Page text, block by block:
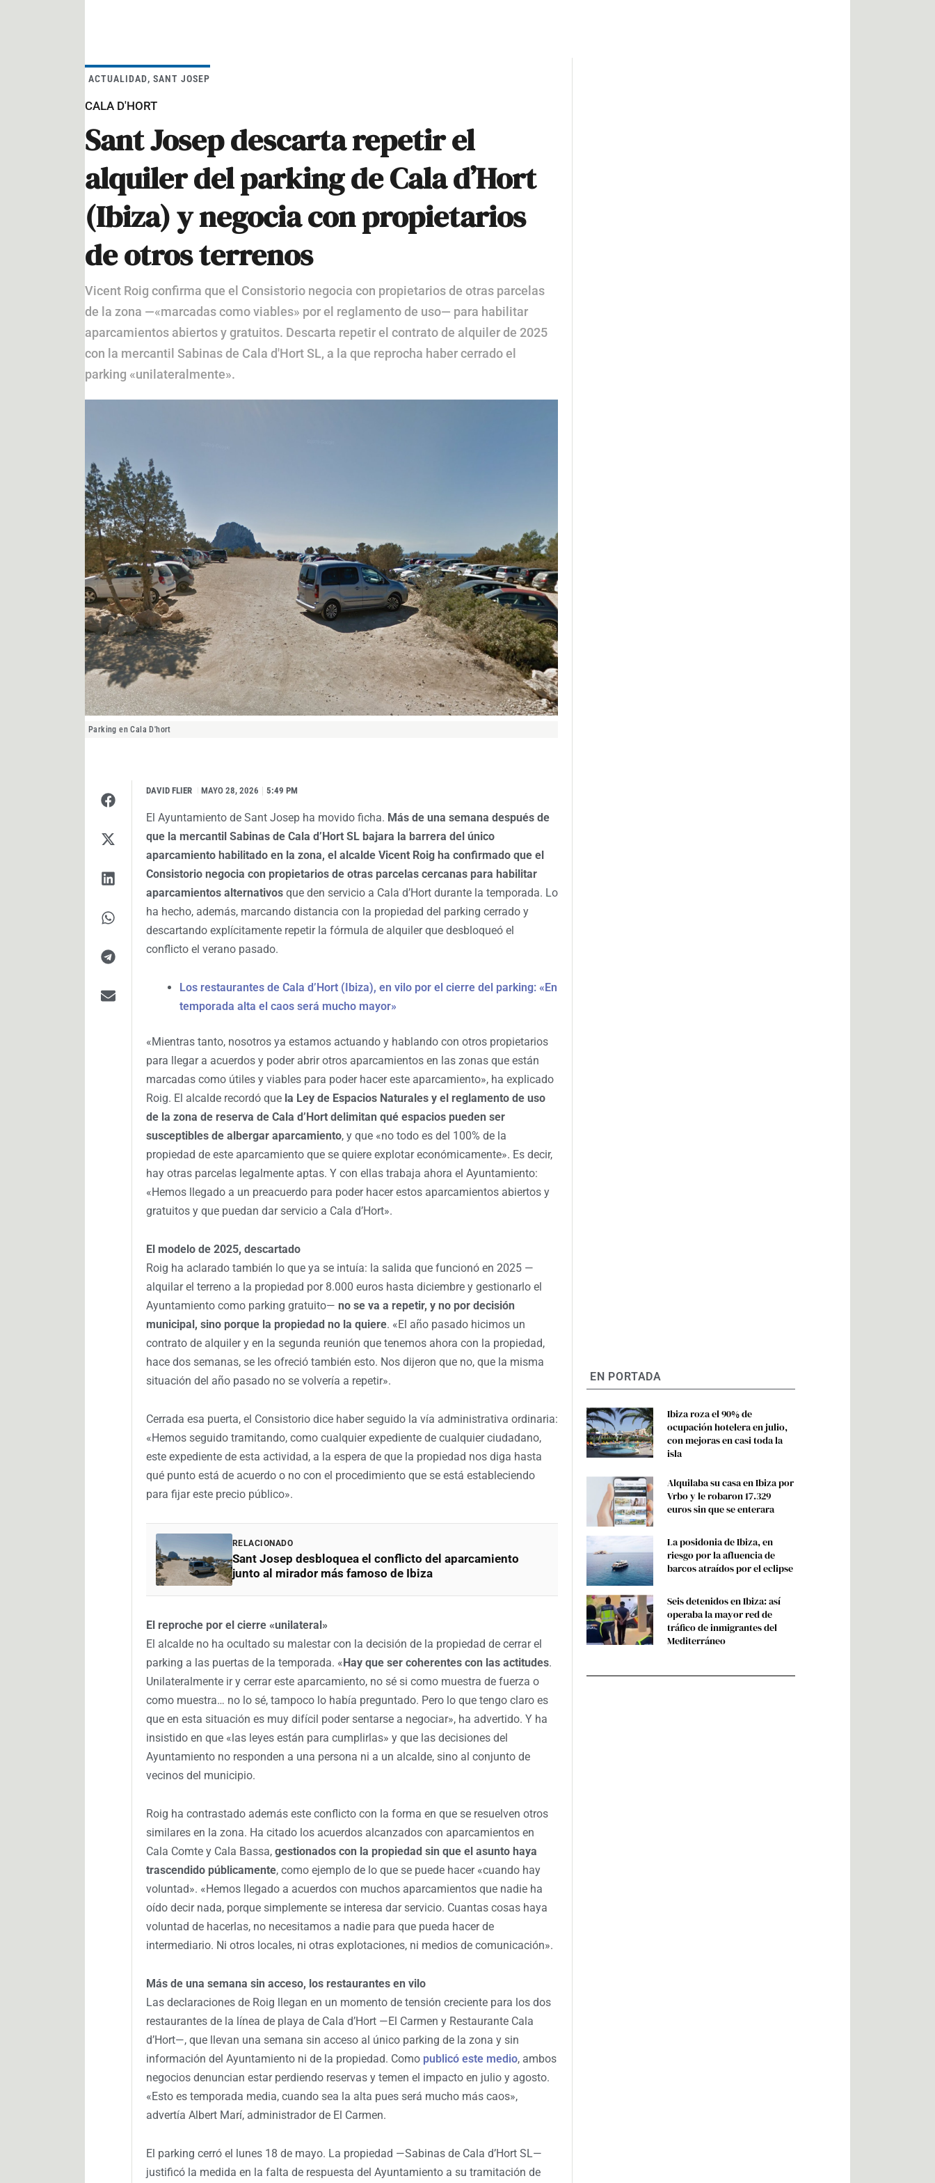
ACTUALIDAD, SANT JOSEP
CALA D'HORT
Sant Josep descarta repetir el
alquiler del parking de Cala d’Hort
(Ibiza) y negocia con propietarios
de otros terrenos
Vicent Roig confirma que el Consistorio negocia con propietarios de otras parcelas
de la zona —«marcadas como viables» por el reglamento de uso— para habilitar
aparcamientos abiertos y gratuitos. Descarta repetir el contrato de alquiler de 2025
con la mercantil Sabinas de Cala d'Hort SL, a la que reprocha haber cerrado el
parking «unilateralmente».
Parking en Cala D'hort
DAVID FLIER I MAYO 28, 2026 5:49 PM
El Ayuntamiento de Sant Josep ha movido ficha. Más de una semana después de
que la mercantil Sabinas de Cala d’Hort SL bajara la barrera del único
aparcamiento habilitado en la zona, el alcalde Vicent Roig ha confirmado que el
Consistorio negocia con propietarios de otras parcelas cercanas para habilitar
aparcamientos alternativos que den servicio a Cala d’Hort durante la temporada. Lo
ha hecho, además, marcando distancia con la propiedad del parking cerrado y
descartando explícitamente repetir la fórmula de alquiler que desbloqueó el
conflicto el verano pasado.
Los restaurantes de Cala d’Hort (Ibiza), en vilo por el cierre del parking: «En
temporada alta el caos será mucho mayor»
«Mientras tanto, nosotros ya estamos actuando y hablando con otros propietarios
para llegar a acuerdos y poder abrir otros aparcamientos en las zonas que están
marcadas como útiles y viables para poder hacer este aparcamiento», ha explicado
Roig. El alcalde recordó que la Ley de Espacios Naturales y el reglamento de uso
de la zona de reserva de Cala d’Hort delimitan qué espacios pueden ser
susceptibles de albergar aparcamiento, y que «no todo es del 100% de la
propiedad de este aparcamiento que se quiere explotar económicamente». Es decir,
hay otras parcelas legalmente aptas. Y con ellas trabaja ahora el Ayuntamiento:
«Hemos llegado a un preacuerdo para poder hacer estos aparcamientos abiertos y
gratuitos y que puedan dar servicio a Cala d’Hort».
El modelo de 2025, descartado
Roig ha aclarado también lo que ya se intuía: la salida que funcionó en 2025 —
alquilar el terreno a la propiedad por 8.000 euros hasta diciembre y gestionarlo el
Ayuntamiento como parking gratuito— no se va a repetir, y no por decisión
municipal, sino porque la propiedad no la quiere. «El año pasado hicimos un
contrato de alquiler y en la segunda reunión que tenemos ahora con la propiedad,
hace dos semanas, se les ofreció también esto. Nos dijeron que no, que la misma
situación del año pasado no se volvería a repetir».
Cerrada esa puerta, el Consistorio dice haber seguido la vía administrativa ordinaria:
«Hemos seguido tramitando, como cualquier expediente de cualquier ciudadano,
este expediente de esta actividad, a la espera de que la propiedad nos diga hasta
qué punto está de acuerdo o no con el procedimiento que se está estableciendo
para fijar este precio público».
RELACIONADO
Sant Josep desbloquea el conflicto del aparcamiento
junto al mirador más famoso de Ibiza
El reproche por el cierre «unilateral»
El alcalde no ha ocultado su malestar con la decisión de la propiedad de cerrar el
parking a las puertas de la temporada. « Hay que ser coherentes con las actitudes.
Unilateralmente ir y cerrar este aparcamiento, no sé si como muestra de fuerza o
como muestra… no lo sé, tampoco lo había preguntado. Pero lo que tengo claro es
que en esta situación es muy difícil poder sentarse a negociar», ha advertido. Y ha
insistido en que «las leyes están para cumplirlas» y que las decisiones del
Ayuntamiento no responden a una persona ni a un alcalde, sino al conjunto de
vecinos del municipio.
Roig ha contrastado además este conflicto con la forma en que se resuelven otros
similares en la zona. Ha citado los acuerdos alcanzados con aparcamientos en
Cala Comte y Cala Bassa, gestionados con la propiedad sin que el asunto haya
trascendido públicamente, como ejemplo de lo que se puede hacer «cuando hay
voluntad». «Hemos llegado a acuerdos con muchos aparcamientos que nadie ha
oído decir nada, porque simplemente se interesa dar servicio. Cuantas cosas haya
voluntad de hacerlas, no necesitamos a nadie para que pueda hacer de
intermediario. Ni otros locales, ni otras explotaciones, ni medios de comunicación».
Más de una semana sin acceso, los restaurantes en vilo
Las declaraciones de Roig llegan en un momento de tensión creciente para los dos
restaurantes de la línea de playa de Cala d’Hort —El Carmen y Restaurante Cala
d’Hort—, que llevan una semana sin acceso al único parking de la zona y sin
información del Ayuntamiento ni de la propiedad. Como publicó este medio, ambos
negocios denuncian estar perdiendo reservas y temen el impacto en julio y agosto.
«Esto es temporada media, cuando sea la alta pues será mucho más caos»,
advertía Albert Marí, administrador de El Carmen.
El parking cerró el lunes 18 de mayo. La propiedad —Sabinas de Cala d’Hort SL—
justificó la medida en la falta de respuesta del Ayuntamiento a su tramitación de
EN PORTADA
Ibiza roza el 90% de
ocupación hotelera en julio,
con mejoras en casi toda la
isla
Alquilaba su casa en Ibiza por
Vrbo y le robaron 17.329
euros sin que se enterara
La posidonia de Ibiza, en
riesgo por la afluencia de
barcos atraídos por el eclipse
Seis detenidos en Ibiza: así
operaba la mayor red de
tráfico de inmigrantes del
Mediterráneo